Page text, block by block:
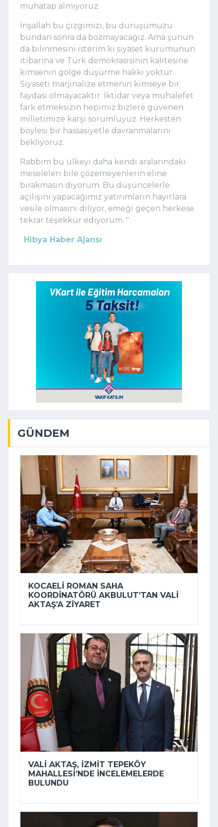
muhatap almıyoruz.
İnşallah bu çizgimizi, bu duruşumuzu
bundan sonra da bozmayacağız. Ama şunun
da bilinmesini isterim ki siyaset kurumunun
itibarına ve Türk demokrasisinin kalitesine
kimsenin gölge düşürme hakkı yoktur.
Siyaseti marjinalize etmenin kimseye bir
faydası olmayacaktır. İktidar veya muhalefet
fark etmeksizin hepimiz bizlere güvenen
milletimize karşı sorumluyuz. Herkesten
böylesi bir hassasiyetle davranmalarını
bekliyoruz.
Rabbim bu ülkeyi daha kendi aralarındaki
meseleleri bile çözemeyenlerin eline
bırakmasın diyorum. Bu düşüncelerle
açılışını yapacağımız yatırımların hayırlara
vesile olmasını diliyor, emeği geçen herkese
tekrar teşekkür ediyorum. "
Hibya Haber Ajansı
GÜNDEM
KOCAELI ROMAN SAHA
KOORDINATÖRÜ AKBULUT’TAN VALI
AKTAŞ’A ZIYARET
VALI AKTAŞ, İZMIT TEPEKÖY
MAHALLESI’NDE INCELEMELERDE
BULUNDU